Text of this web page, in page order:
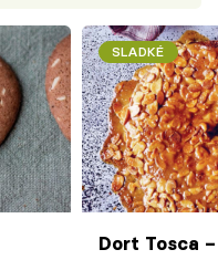
SLADKÉ
Dort Tosca